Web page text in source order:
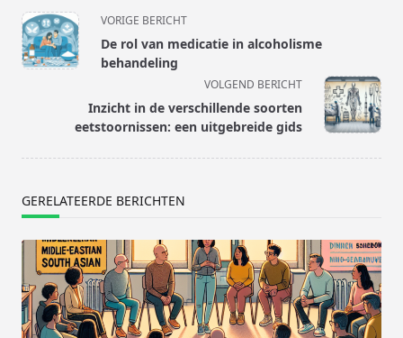
<span
class="nav-
subtitle
text">Pagina</span>
VORIGE BERICHT
De rol van medicatie in alcoholisme
behandeling
VOLGEND BERICHT
Inzicht in de verschillende soorten
eetstoornissen: een uitgebreide gids
GERELATEERDE BERICHTEN